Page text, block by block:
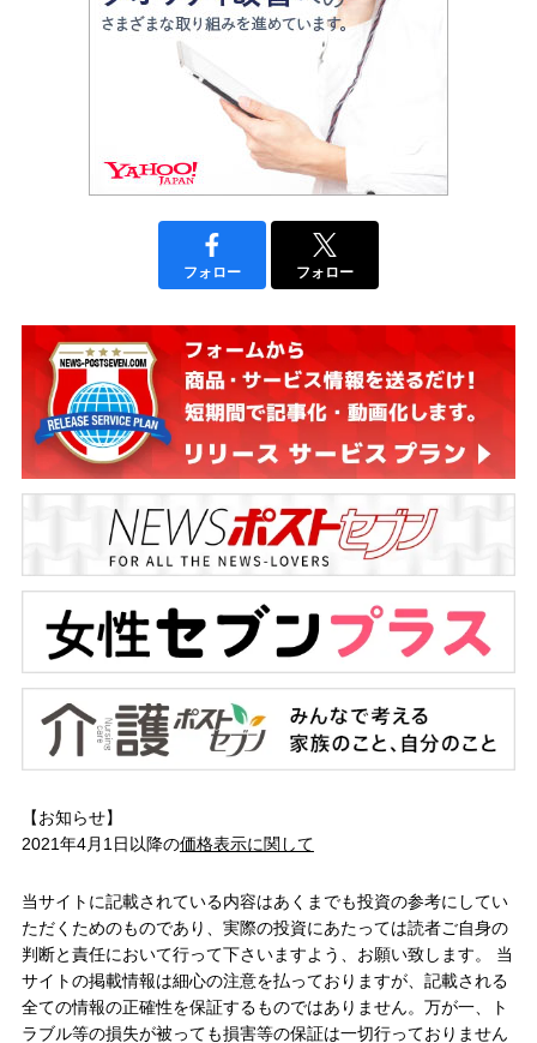
フォロー フォロー
【お知らせ】
2021年4月1日以降の価格表示に関して
当サイトに記載されている内容はあくまでも投資の参考にしてい
ただくためのものであり、実際の投資にあたっては読者ご自身の
判断と責任において行って下さいますよう、お願い致します。 当
サイトの掲載情報は細心の注意を払っておりますが、記載される
全ての情報の正確性を保証するものではありません。万が一、ト
ラブル等の損失が被っても損害等の保証は一切行っておりません